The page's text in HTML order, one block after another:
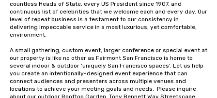
countless Heads of State, every US President since 1907, and
continuous list of celebrities that we welcome each and every day. Our
level of repeat business is a testament to our consistency in
delivering impeccable service in a most luxurious, yet comfortable,
environment.
A small gathering, custom event, larger conference or special event at
our property is like no other as Fairmont San Francisco is home to
several indoor & outdoor 'uniquely San Francisco spaces'. Let us help
you create an intentionally-designed event experience that can
connect audiences and presenters across multiple venues and
locations to achieve your meeting goals and needs.  Please inquire
about our outdoor Rooftop Garden, Tony Bennett Way Streetscape,